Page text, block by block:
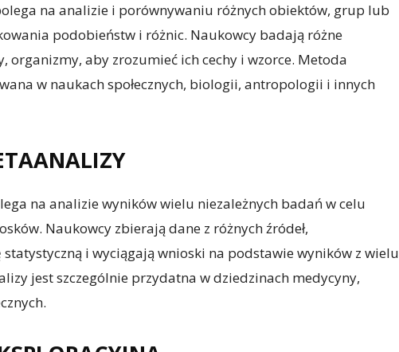
na analizie i porównywaniu różnych obiektów, grup lub
podobieństw i różnic. Naukowcy badają różne
organizmy, aby zrozumieć ich cechy i wzorce. Metoda
w naukach społecznych, biologii, antropologii i innych
na analizie wyników wielu niezależnych badań w celu
Naukowcy zbierają dane z różnych źródeł,
i wyciągają wnioski na podstawie wyników z wielu
jest szczególnie przydatna w dziedzinach medycyny,